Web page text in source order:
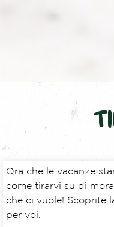
Ora che le vacanze
come tirarvi su di
che ci vuole! Scoprite
per voi.